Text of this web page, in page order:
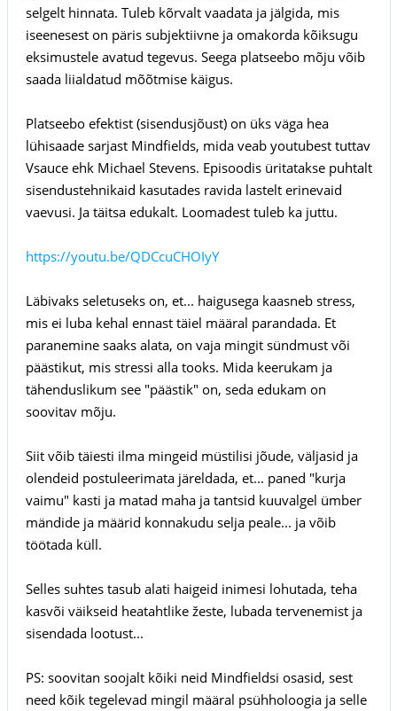
selgelt hinnata. Tuleb kõrvalt vaadata ja jälgida, mis
iseenesest on päris subjektiivne ja omakorda kõiksugu
eksimustele avatud tegevus. Seega platseebo mõju võib
saada liialdatud mõõtmise käigus.
Platseebo efektist (sisendusjõust) on üks väga hea
lühisaade sarjast Mindfields, mida veab youtubest tuttav
Vsauce ehk Michael Stevens. Episoodis üritatakse puhtalt
sisendustehnikaid kasutades ravida lastelt erinevaid
vaevusi. Ja täitsa edukalt. Loomadest tuleb ka juttu.
https://youtu.be/QDCcuCHOIyY
Läbivaks seletuseks on, et... haigusega kaasneb stress,
mis ei luba kehal ennast täiel määral parandada. Et
paranemine saaks alata, on vaja mingit sündmust või
päästikut, mis stressi alla tooks. Mida keerukam ja
tähenduslikum see "päästik" on, seda edukam on
soovitav mõju.
Siit võib täiesti ilma mingeid müstilisi jõude, väljasid ja
olendeid postuleerimata järeldada, et... paned "kurja
vaimu" kasti ja matad maha ja tantsid kuuvalgel ümber
mändide ja määrid konnakudu selja peale... ja võib
töötada küll.
Selles suhtes tasub alati haigeid inimesi lohutada, teha
kasvõi väikseid heatahtlike žeste, lubada tervenemist ja
sisendada lootust...
PS: soovitan soojalt kõiki neid Mindfieldsi osasid, sest
need kõik tegelevad mingil määral psühholoogia ja selle